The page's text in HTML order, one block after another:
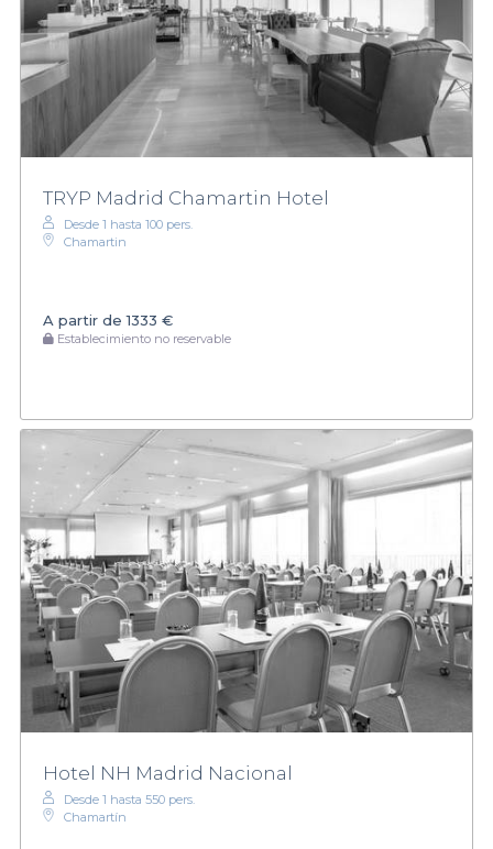
TRYP Madrid Chamartin Hotel
Desde 1 hasta 100 pers.
Chamartin
A partir de1333 €
Establecimiento no reservable
Hotel NH Madrid Nacional
Desde 1 hasta 550 pers.
Chamartín